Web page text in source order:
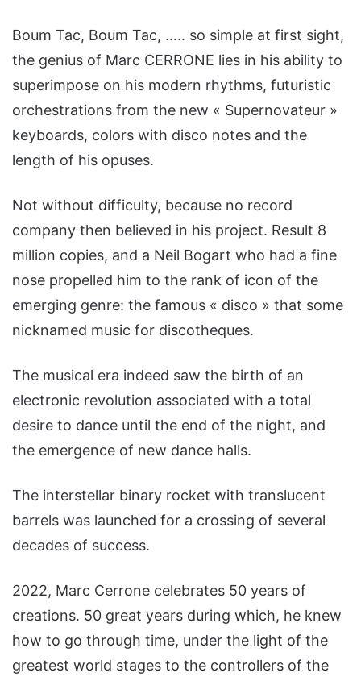
Boum Tac, Boum Tac, ….. so simple at first sight,
the genius of Marc CERRONE lies in his ability to
superimpose on his modern rhythms, futuristic
orchestrations from the new « Supernovateur »
keyboards, colors with disco notes and the
length of his opuses.
Not without difficulty, because no record
company then believed in his project. Result 8
million copies, and a Neil Bogart who had a fine
nose propelled him to the rank of icon of the
emerging genre: the famous « disco » that some
nicknamed music for discotheques.
The musical era indeed saw the birth of an
electronic revolution associated with a total
desire to dance until the end of the night, and
the emergence of new dance halls.
The interstellar binary rocket with translucent
barrels was launched for a crossing of several
decades of success.
2022, Marc Cerrone celebrates 50 years of
creations. 50 great years during which, he knew
how to go through time, under the light of the
greatest world stages to the controllers of the